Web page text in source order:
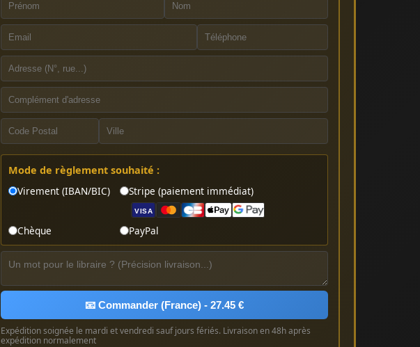
Mode de règlement souhaité :
Virement (IBAN/BIC)
Stripe (paiement immédiat)
VISA
Chèque PayPal
📧 Commander (France) - 27.45 €
Expédition soignée le mardi et vendredi sauf jours fériés. Livraison en 48h après
expédition normalement